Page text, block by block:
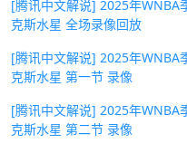
[腾讯中文解说] 2025年WNBA
克斯水星 全场录像回放
[腾讯中文解说] 2025年WNBA
克斯水星 第一节 录像
[腾讯中文解说] 2025年WNBA
克斯水星 第二节 录像